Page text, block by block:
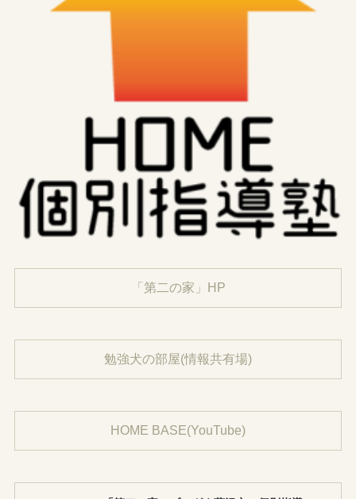
「第二の家」HP
勉強犬の部屋(情報共有場)
HOME BASE(YouTube)